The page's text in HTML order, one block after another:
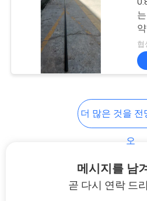
동
관 선반 이
협
더 많은 것을 전
오
메시지를 남
곧 다시 연락 드